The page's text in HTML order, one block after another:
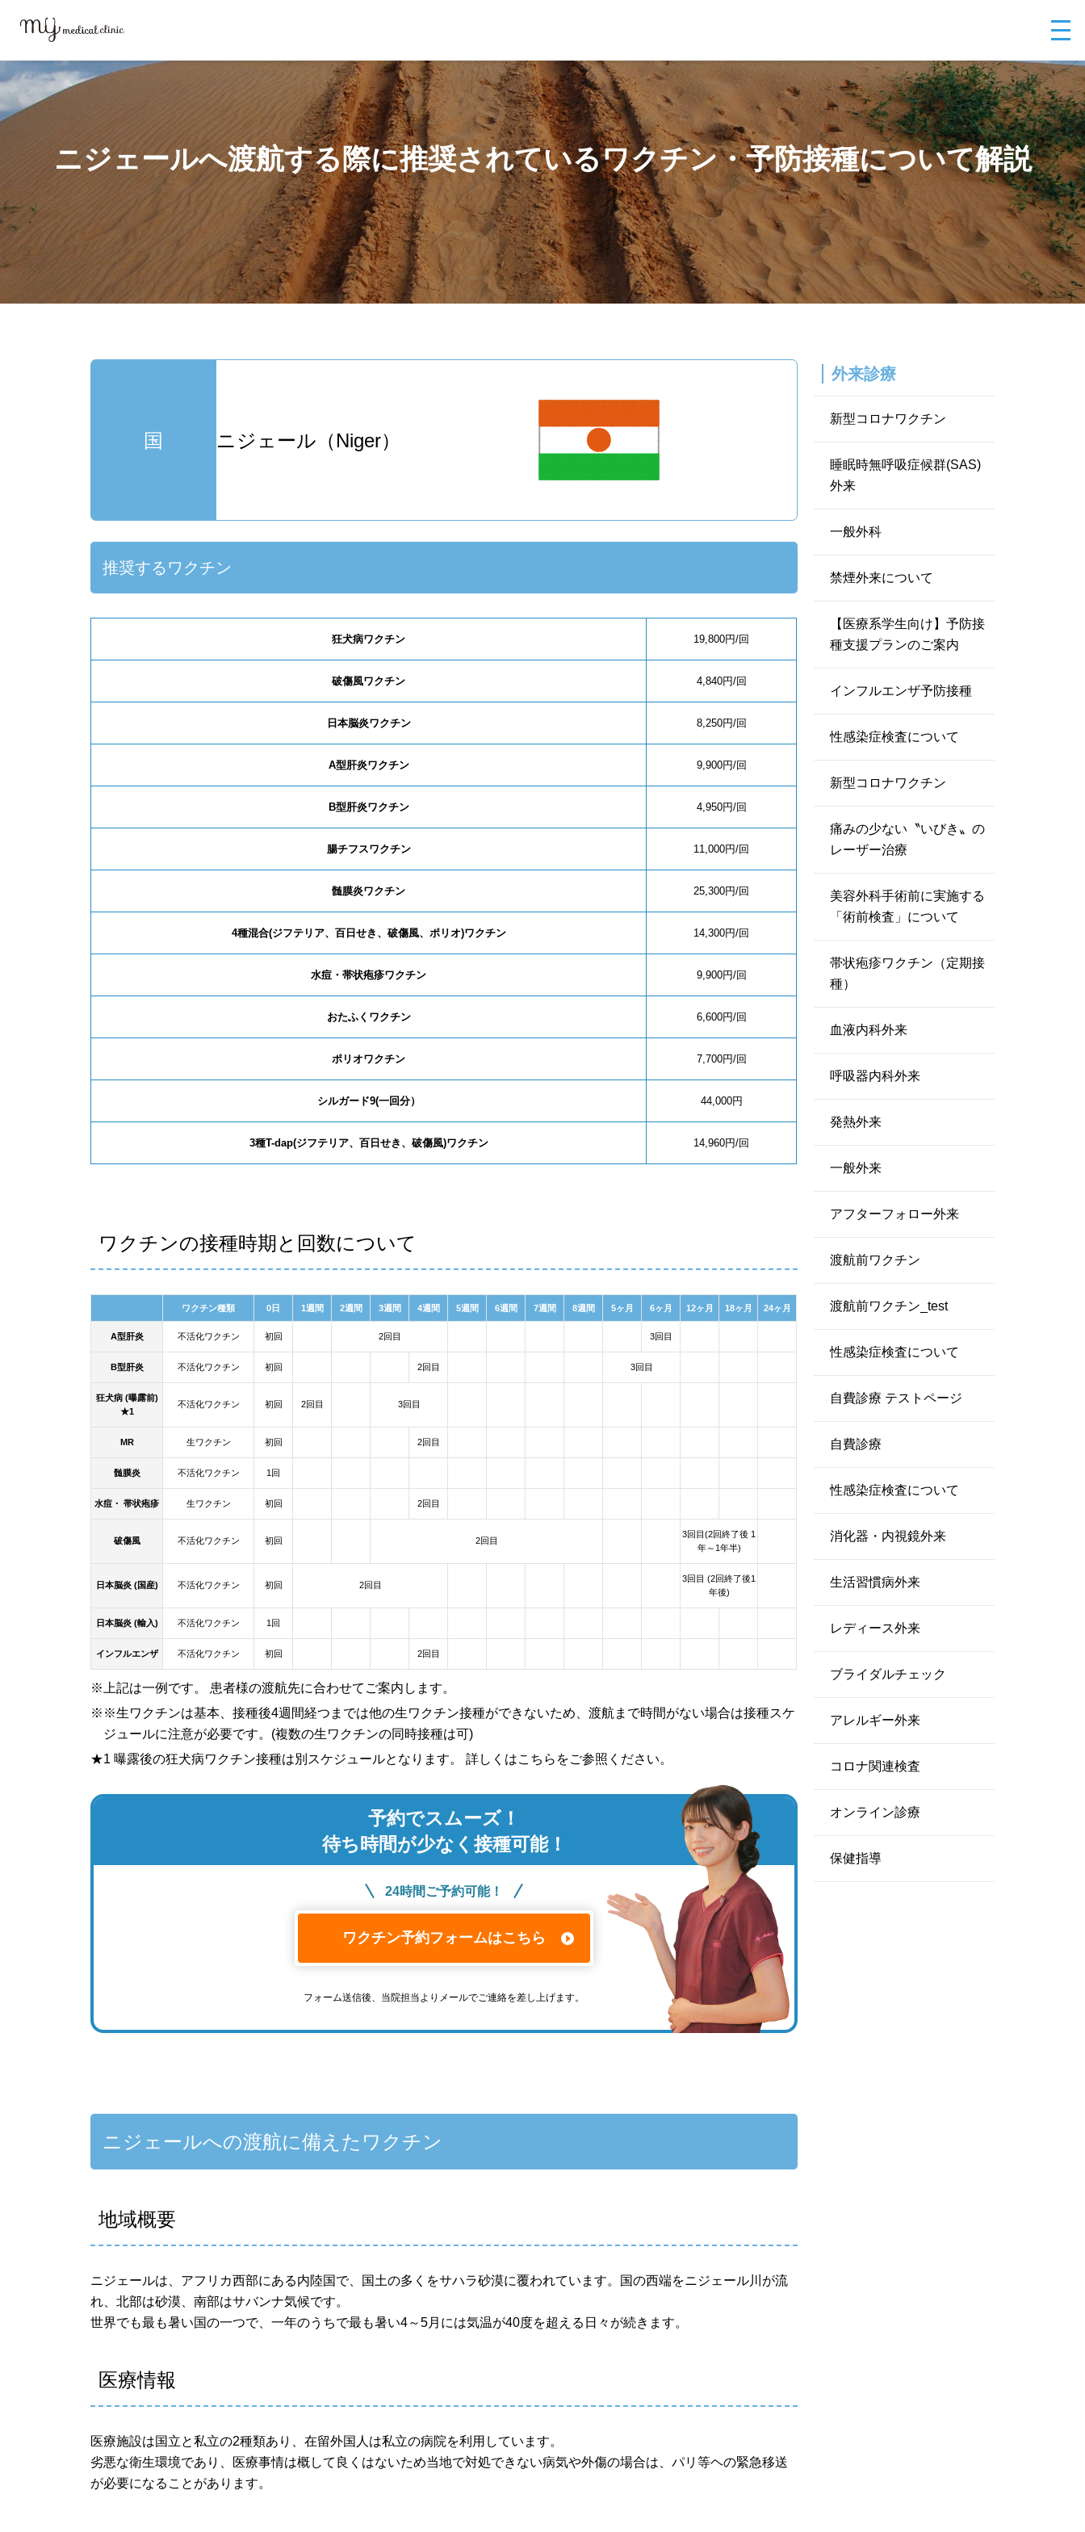
ニジェールへ渡航する際に推奨されているワクチン・予防接種について解説
国 ニジェール（Niger）
推奨するワクチン
狂犬病ワクチン 19,800円/回
破傷風ワクチン 4,840円/回
日本脳炎ワクチン 8,250円/回
A型肝炎ワクチン 9,900円/回
B型肝炎ワクチン 4,950円/回
腸チフスワクチン 11,000円/回
髄膜炎ワクチン 25,300円/回
4種混合(ジフテリア、百日せき、破傷風、ポリオ)ワクチン 14,300円/回
水痘・帯状疱疹ワクチン 9,900円/回
おたふくワクチン 6,600円/回
ポリオワクチン 7,700円/回
シルガード9(一回分） 44,000円
3種T-dap(ジフテリア、百日せき、破傷風)ワクチン 14,960円/回
ワクチンの接種時期と回数について
ワクチン種類 0日 1週間 2週間 3週間 4週間 5週間 6週間 7週間 8週間 5ヶ月 6ヶ月 12ヶ月 18ヶ月 24ヶ月
A型肝炎 不活化ワクチン 初回 2回目 3回目
B型肝炎 不活化ワクチン 初回 2回目 3回目
狂犬病 (曝露前)
★1
不活化ワクチン 初回 2回目 3回目
MR 生ワクチン 初回 2回目
髄膜炎 不活化ワクチン 1回
水痘・ 帯状疱疹 生ワクチン 初回 2回目
破傷風 不活化ワクチン 初回 2回目
3回目(2回終了後 1
年～1年半)
日本脳炎 (国産) 不活化ワクチン 初回 2回目
3回目 (2回終了後1
年後)
日本脳炎 (輸入) 不活化ワクチン 1回
インフルエンザ 不活化ワクチン 初回 2回目
※上記は一例です。 患者様の渡航先に合わせてご案内します。
※※生ワクチンは基本、接種後4週間経つまでは他の生ワクチン接種ができないため、渡航まで時間がない場合は接種スケ
ジュールに注意が必要です。(複数の生ワクチンの同時接種は可)
★1 曝露後の狂犬病ワクチン接種は別スケジュールとなります。 詳しくはこちらをご参照ください。
予約でスムーズ！
待ち時間が少なく接種可能！
24時間ご予約可能！
ワクチン予約フォームはこちら
フォーム送信後、当院担当よりメールでご連絡を差し上げます。
ニジェールへの渡航に備えたワクチン
地域概要
ニジェールは、アフリカ西部にある内陸国で、国土の多くをサハラ砂漠に覆われています。国の西端をニジェール川が流
れ、北部は砂漠、南部はサバンナ気候です。
世界でも最も暑い国の一つで、一年のうちで最も暑い4～5月には気温が40度を超える日々が続きます。
医療情報
医療施設は国立と私立の2種類あり、在留外国人は私立の病院を利用しています。
劣悪な衛生環境であり、医療事情は概して良くはないため当地で対処できない病気や外傷の場合は、パリ等ヘの緊急移送
が必要になることがあります。
外来診療
新型コロナワクチン
睡眠時無呼吸症候群(SAS)
外来
一般外科
禁煙外来について
【医療系学生向け】予防接
種支援プランのご案内
インフルエンザ予防接種
性感染症検査について
新型コロナワクチン
痛みの少ない〝いびき〟の
レーザー治療
美容外科手術前に実施する
「術前検査」について
帯状疱疹ワクチン（定期接
種）
血液内科外来
呼吸器内科外来
発熱外来
一般外来
アフターフォロー外来
渡航前ワクチン
渡航前ワクチン_test
性感染症検査について
自費診療 テストページ
自費診療
性感染症検査について
消化器・内視鏡外来
生活習慣病外来
レディース外来
ブライダルチェック
アレルギー外来
コロナ関連検査
オンライン診療
保健指導